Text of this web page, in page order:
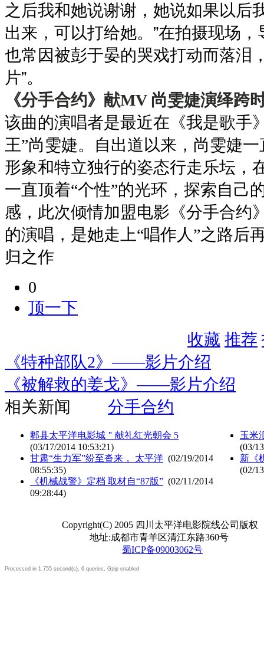
之后我和她说谢谢，她说如果以后
出来，可以打给她。 ”在拍摄现场，
也常因被彭于晏的哭戏打动而落泪
片”。
《分手合约》献MV 尚雯婕演绎跨
该曲的演唱者是最近在《我是歌手
王”尚雯婕。自出道以来，尚雯婕
形象和特立独行的姿态行走乐坛，
一直顶着“个性”的光环，探索自己
感，此次倾情加盟电影《分手合约
的演唱，是她走上“唱作人”之路后
归之作
0
顶一下
收藏 推荐
《特种部队2》——影片介绍
《被解救的姜戈》——影片介绍
相关新闻
分手合约
郫县太平洋电影城＂献礼红光朝会 5
(03/17/2014 10:53:21)
甘肃“生力军”纷至沓来， 太平洋 (02/19/2014
08:55:35)
《机械战警》定档 取材自“87版” (02/11/2014
09:28:44)
玉米
(03/
新《
(02/
Copyright(C) 2005 四川太平洋电影院线公司版权
地址:成都市青羊区清江东路360号
蜀ICP备09003062号
Processed in 1.755 second(s), 6 queries, Gzip enabled